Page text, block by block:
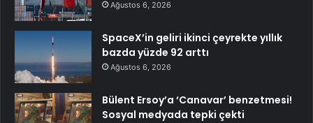
Ağustos 6, 2026
SpaceX’in geliri ikinci çeyrekte yıllık
bazda yüzde 92 arttı
Ağustos 6, 2026
Bülent Ersoy’a ‘Canavar’ benzetmesi!
Sosyal medyada tepki çekti